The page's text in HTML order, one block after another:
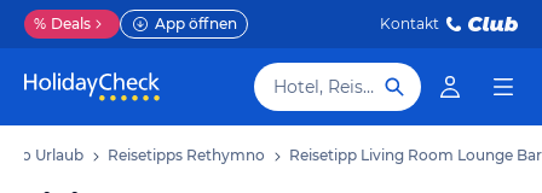
% Deals App öffnen Kontakt
Hotel, Reiseziel
Urlaub Reisetipps Rethymno Reisetipp Living Room Lounge Bar